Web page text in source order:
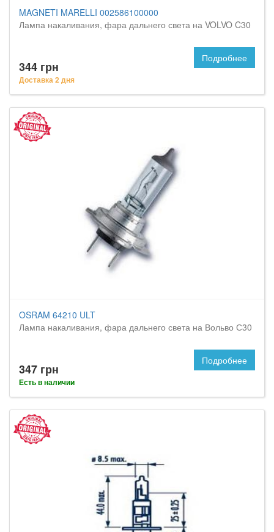
MAGNETI MARELLI 002586100000
Лампа накаливания, фара дальнего света на VOLVO C30
344 грн
Доставка 2 дня
Подробнее
OSRAM 64210 ULT
Лампа накаливания, фара дальнего света на Вольво С30
347 грн
Есть в наличии
Подробнее